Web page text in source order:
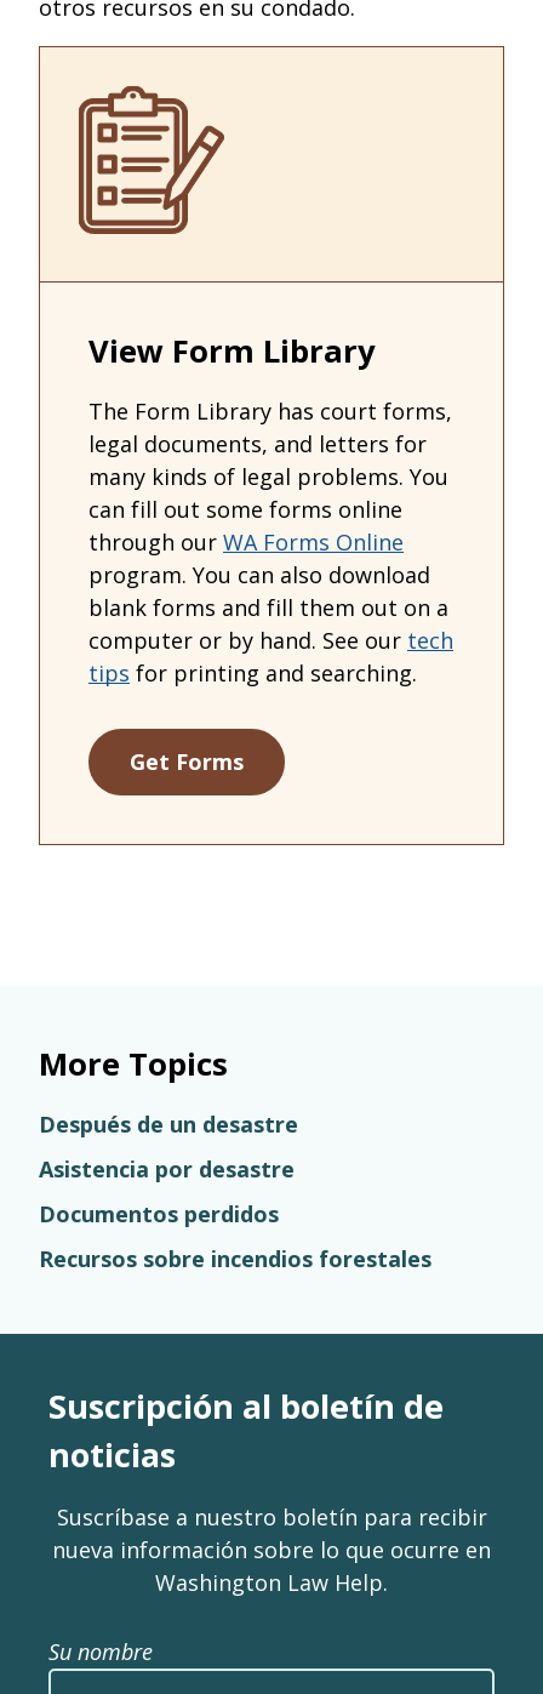
otros recursos en su condado.
View Form Library
The Form Library has court forms,
legal documents, and letters for
many kinds of legal problems. You
can fill out some forms online
through our WA Forms Online
program. You can also download
blank forms and fill them out on a
computer or by hand. See our tech
tips for printing and searching.
Get Forms
More Topics
Después de un desastre
Asistencia por desastre
Documentos perdidos
Recursos sobre incendios forestales
Suscripción al boletín de
noticias
Suscríbase a nuestro boletín para recibir
nueva información sobre lo que ocurre en
Washington Law Help.
Su nombre